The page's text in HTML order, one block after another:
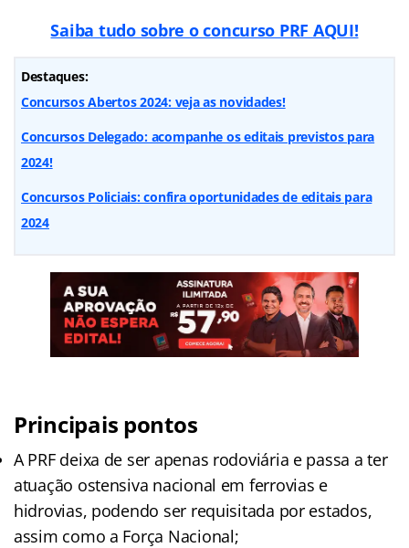
Saiba tudo sobre o concurso PRF AQUI!
Destaques:
Concursos Abertos 2024: veja as novidades!
Concursos Delegado: acompanhe os editais previstos para
2024!
Concursos Policiais: confira oportunidades de editais para
2024
Principais pontos
A PRF deixa de ser apenas rodoviária e passa a ter
atuação ostensiva nacional em ferrovias e
hidrovias, podendo ser requisitada por estados,
assim como a Força Nacional;